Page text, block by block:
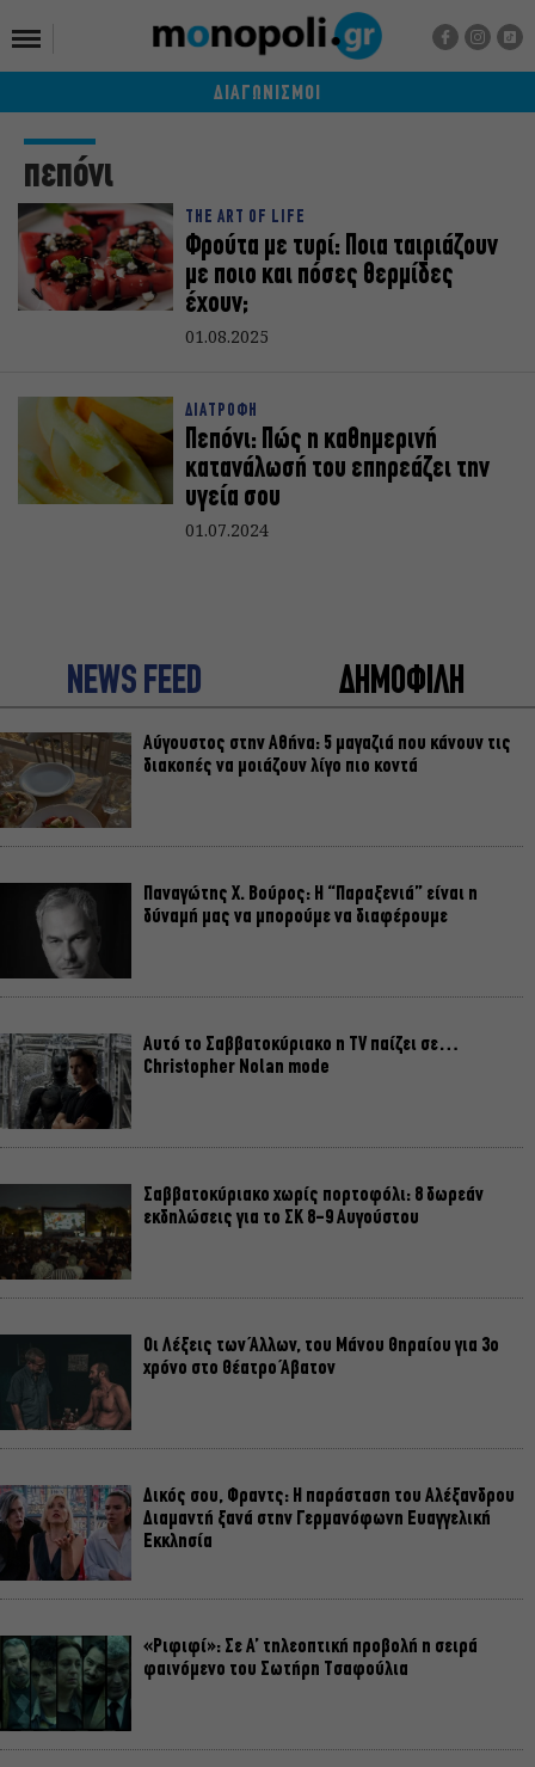
ΔΙΑΓΩΝΙΣΜΟΙ
πεπόνι
THE ART OF LIFE
Φρούτα με τυρί: Ποια ταιριάζουν
με ποιο και πόσες θερμίδες
έχουν;
01.08.2025
ΔΙΑΤΡΟΦΗ
Πεπόνι: Πώς η καθημερινή
κατανάλωσή του επηρεάζει την
υγεία σου
01.07.2024
NEWS FEED ΔΗΜΟΦΙΛΗ
Αύγουστος στην Αθήνα: 5 μαγαζιά που κάνουν τις
διακοπές να μοιάζουν λίγο πιο κοντά
Παναγώτης Χ. Βούρος: Η “Παραξενιά” είναι η
δύναμή μας να μπορούμε να διαφέρουμε
Αυτό το Σαββατοκύριακο η TV παίζει σε…
Christopher Nolan mode
Σαββατοκύριακο χωρίς πορτοφόλι: 8 δωρεάν
εκδηλώσεις για το ΣΚ 8-9 Αυγούστου
Οι Λέξεις των Άλλων, του Μάνου Θηραίου για 3ο
χρόνο στο Θέατρο Άβατον
Δικός σου, Φραντς: Η παράσταση του Αλέξανδρου
Διαμαντή ξανά στην Γερμανόφωνη Ευαγγελική
Εκκλησία
«Ριφιφί»: Σε Α’ τηλεοπτική προβολή η σειρά
φαινόμενο του Σωτήρη Τσαφούλια